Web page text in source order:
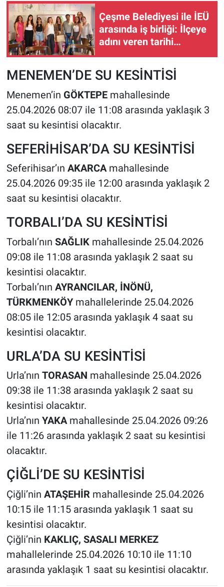
Çeşme Belediyesi ile İEÜ
arasında iş birliği: İlçeye
adını veren tarihi
MENEMEN’DE SU KESİNTİSİ
Menemen’in GÖKTEPE mahallesinde
25.04.2026 08:07 ile 11:08 arasında yaklaşık 3
saat su kesintisi olacaktır.
SEFERİHİSAR’DA SU KESİNTİSİ
Seferihisar’ın AKARCA mahallesinde
25.04.2026 09:35 ile 12:00 arasında yaklaşık 2
saat su kesintisi olacaktır.
TORBALI’DA SU KESİNTİSİ
Torbalı’nın SAĞLIK mahallesinde 25.04.2026
09:08 ile 11:08 arasında yaklaşık 2 saat su
kesintisi olacaktır.
Torbalı’nın AYRANCILAR, İNÖNÜ,
TÜRKMENKÖYmahallelerinde 25.04.2026
08:05 ile 12:05 arasında yaklaşık 4 saat su
kesintisi olacaktır.
URLA’DA SU KESİNTİSİ
Urla’nın TORASAN mahallesinde 25.04.2026
09:38 ile 11:38 arasında yaklaşık 2 saat su
kesintisi olacaktır.
Urla’nın YAKA mahallesinde 25.04.2026 09:26
ile 11:26 arasında yaklaşık 2 saat su kesintisi
olacaktır.
ÇİĞLİ’DE SU KESİNTİSİ
Çiğli’nin ATAŞEHİR mahallesinde 25.04.2026
10:15 ile 11:15 arasında yaklaşık 1 saat su
kesintisi olacaktır.
Çiğli’nin KAKLIÇ, SASALI MERKEZ
mahallelerinde 25.04.2026 10:10 ile 11:10
arasında yaklaşık 1 saat su kesintisi olacaktır.